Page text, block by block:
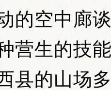
的空中廊
营生的技
县的山场